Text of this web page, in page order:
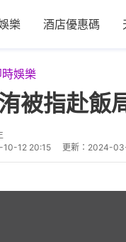
樂 酒店優惠碼
時娛樂
被指赴飯
10-12 20:15 更新： 2024-